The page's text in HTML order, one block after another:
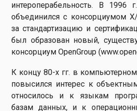
интероперабельность. В 1996
объединился с консорциумом
за стандартизацию и
был образован новый,
консорциум OpenGroup
К концу 80-х гг. в
повысился интерес к
относилось и к языкам
базам данных, и к